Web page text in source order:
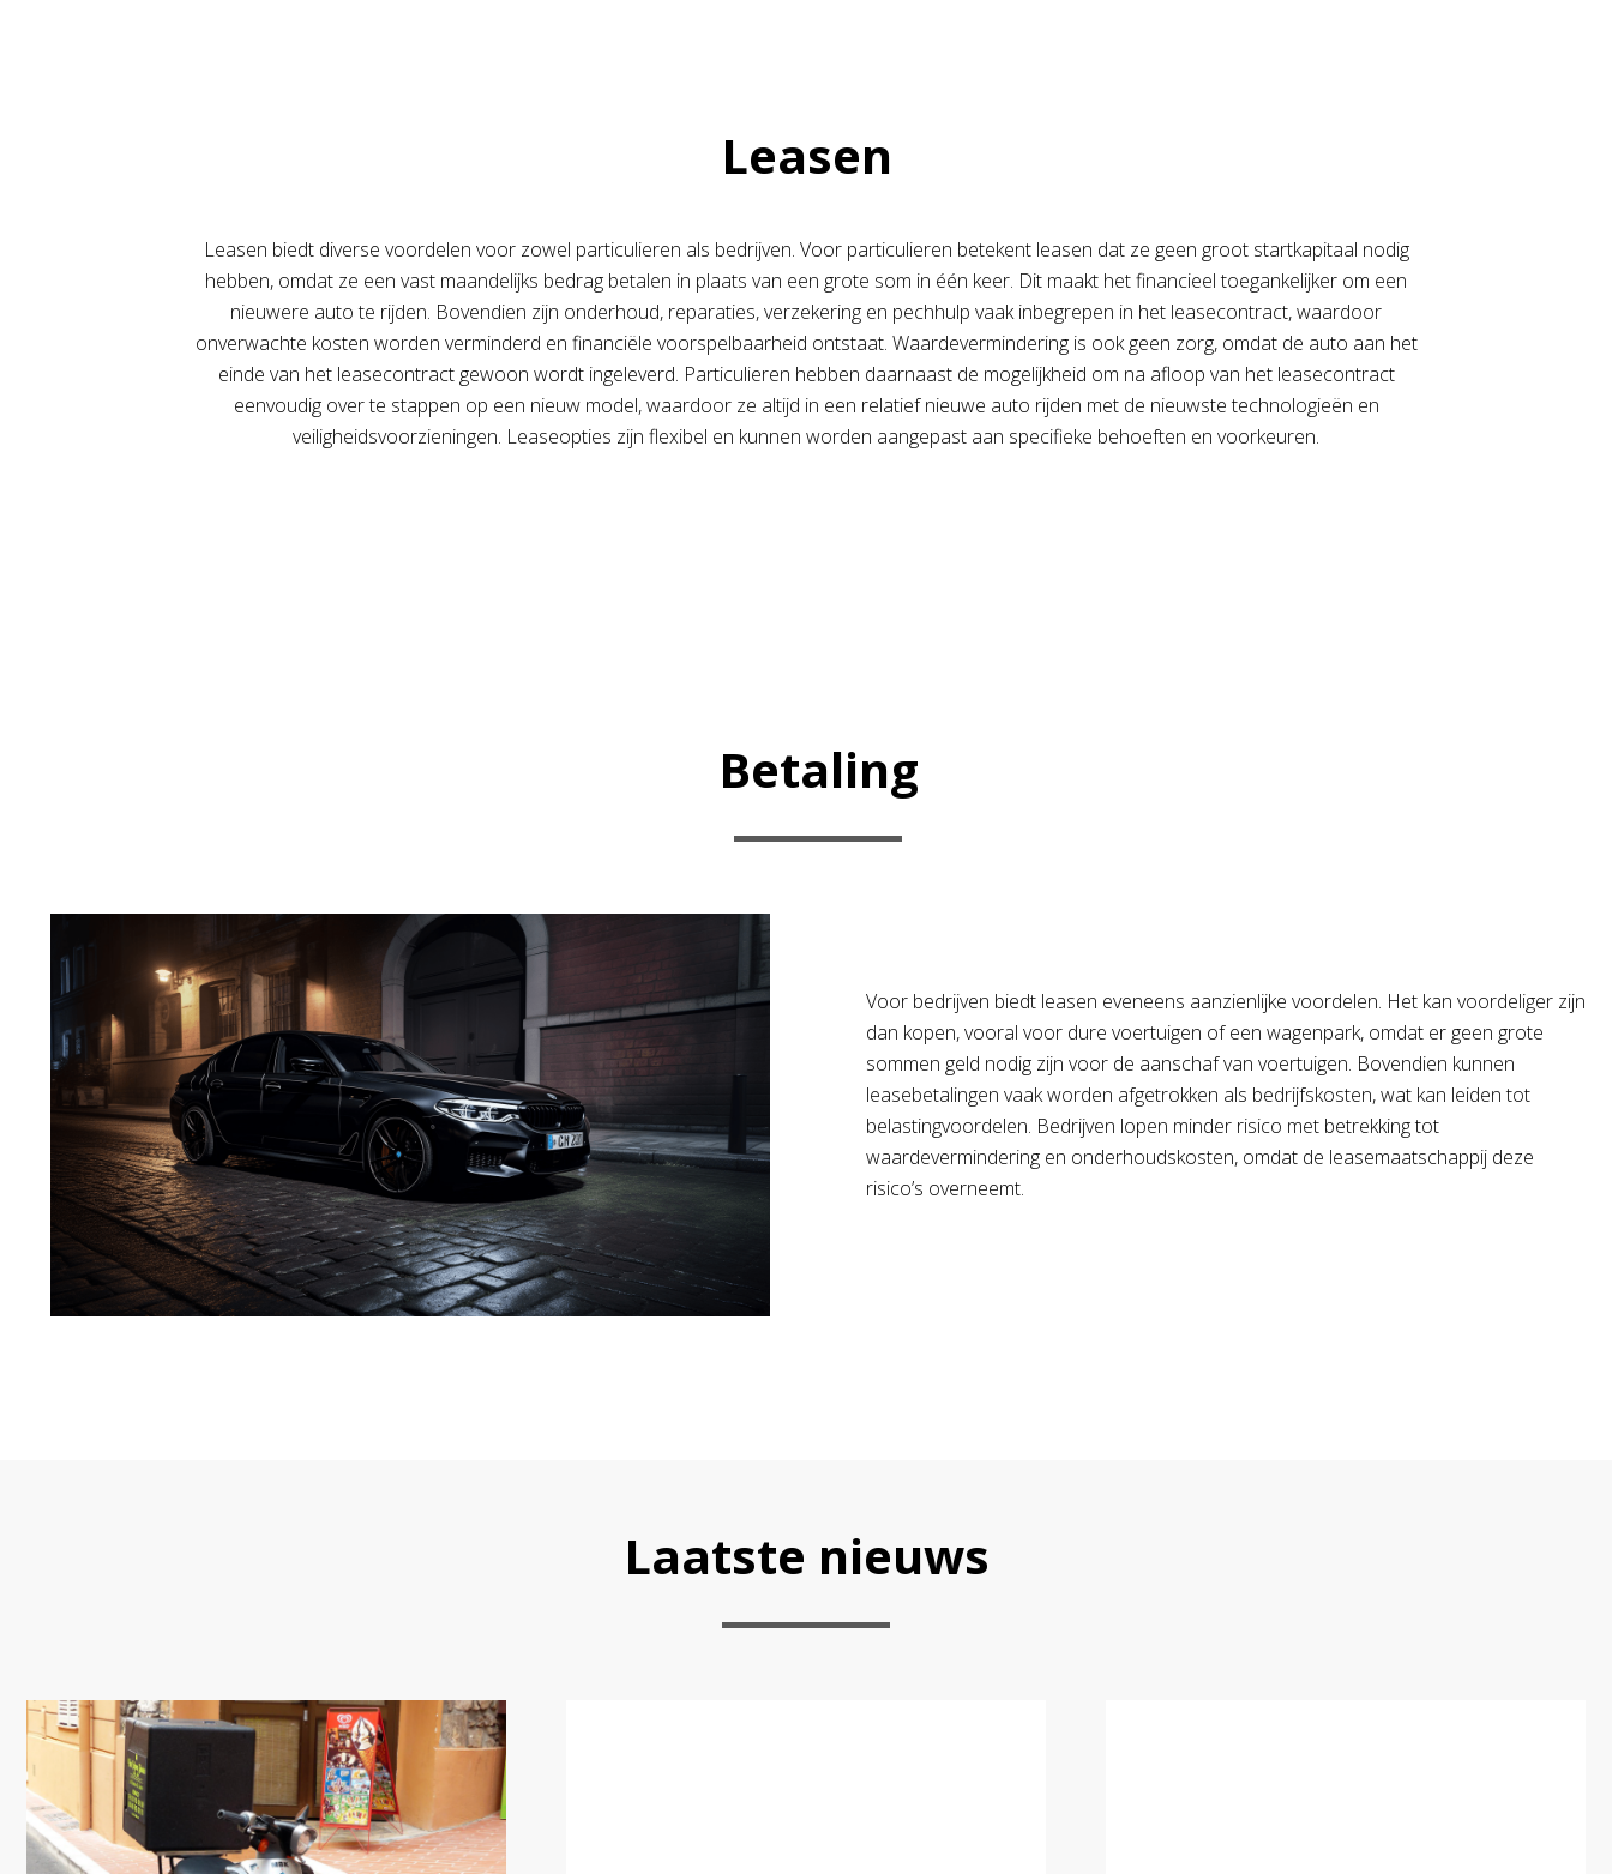
Leasen
Leasen biedt diverse voordelen voor zowel particulieren als bedrijven. Voor particulieren betekent leasen dat ze geen groot startkapitaal nodig
hebben, omdat ze een vast maandelijks bedrag betalen in plaats van een grote som in één keer. Dit maakt het financieel toegankelijker om een
nieuwere auto te rijden. Bovendien zijn onderhoud, reparaties, verzekering en pechhulp vaak inbegrepen in het leasecontract, waardoor
onverwachte kosten worden verminderd en financiële voorspelbaarheid ontstaat. Waardevermindering is ook geen zorg, omdat de auto aan het
einde van het leasecontract gewoon wordt ingeleverd. Particulieren hebben daarnaast de mogelijkheid om na afloop van het leasecontract
eenvoudig over te stappen op een nieuw model, waardoor ze altijd in een relatief nieuwe auto rijden met de nieuwste technologieën en
veiligheidsvoorzieningen. Leaseopties zijn flexibel en kunnen worden aangepast aan specifieke behoeften en voorkeuren.
Betaling
Voor bedrijven biedt leasen eveneens aanzienlijke voordelen. Het kan voordeliger zijn
dan kopen, vooral voor dure voertuigen of een wagenpark, omdat er geen grote
sommen geld nodig zijn voor de aanschaf van voertuigen. Bovendien kunnen
leasebetalingen vaak worden afgetrokken als bedrijfskosten, wat kan leiden tot
belastingvoordelen. Bedrijven lopen minder risico met betrekking tot
waardevermindering en onderhoudskosten, omdat de leasemaatschappij deze
risico’s overneemt.
Laatste nieuws